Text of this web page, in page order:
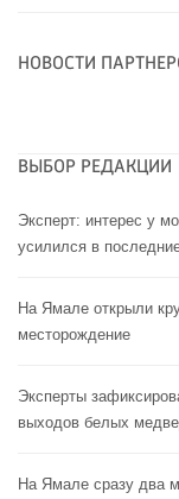
НОВОСТИ
ВЫБОР РЕДАКЦИИ
Эксперт: интерес у
усилился в
На Ямале открыли
месторождение
Эксперты
выходов белых
На Ямале сразу два